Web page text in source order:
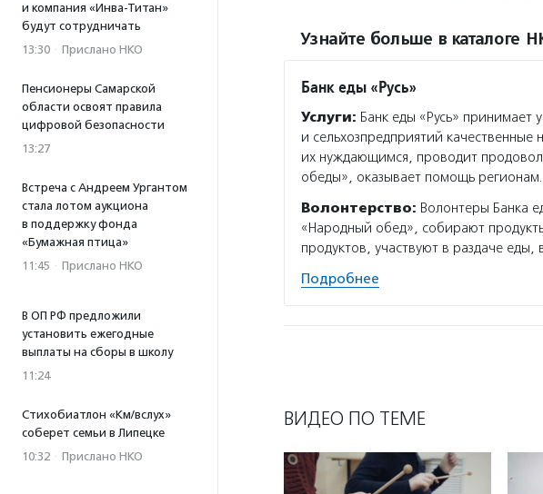
и компания «Инва-Титан»
будут сотрудничать
13:30 · Прислано НКО
Пенсионеры Самарской
области освоят правила
цифровой безопасности
13:27
Встреча с Андреем Ургантом
стала лотом аукциона
в поддержку фонда
«Бумажная птица»
11:45 · Прислано НКО
В ОП РФ предложили
установить ежегодные
выплаты на сборы в школу
11:24
Стихобиатлон «Км/вслух»
соберет семьи в Липецке
10:32 · Прислано НКО
Узнайте больше в каталоге
Банк еды «Русь»
Услуги: Банк еды «Русь» принимает
и сельхозпредприятий
их нуждающимся, проводит
обеды», оказывает помощь
Волонтерство: Волонтеры Банка
«Народный обед», собирают
продуктов, участвуют в раздаче
Подробнее
ВИДЕО ПО ТЕМЕ